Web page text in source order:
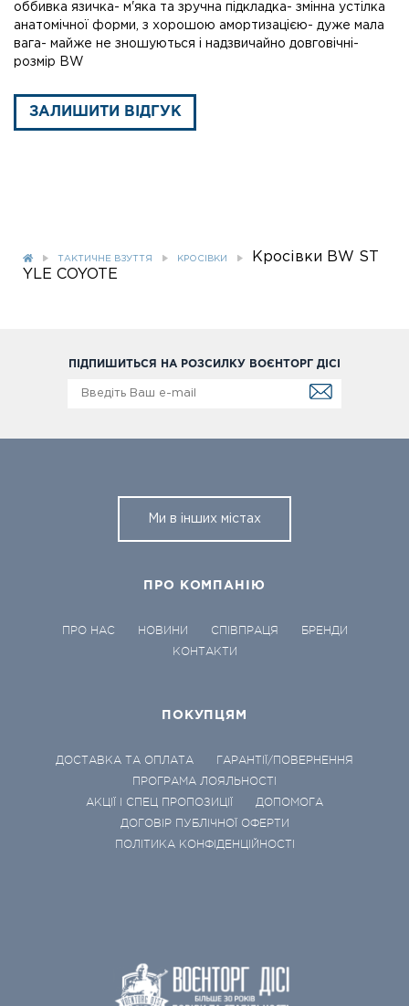
оббивка язичка- м'яка та зручна підкладка- змінна устілка
анатомічної форми, з хорошою амортизацією- дуже мала
вага- майже не зношуються і надзвичайно довговічні-
розмір BW
ЗАЛИШИТИ ВІДГУК
ТАКТИЧНЕ ВЗУТТЯ КРОСІВКИ
Кросівки BW ST
YLE COYOTE
ПІДПИШИТЬСЯ НА РОЗСИЛКУ ВОЄНТОРГ ДІСІ
Ми в інших містах
ПРО КОМПАНІЮ
ПРО НАС НОВИНИ СПІВПРАЦЯ
БРЕНДИ
КОНТАКТИ
ПОКУПЦЯМ
ДОСТАВКА ТА ОПЛАТА
ГАРАНТІЇ/ПОВЕРНЕННЯ
ПРОГРАМА ЛОЯЛЬНОСТІ
АКЦІЇ І СПЕЦ ПРОПОЗИЦІЇ
ДОПОМОГА
ДОГОВІР ПУБЛІЧНОЇ ОФЕРТИ
ПОЛІТИКА КОНФІДЕНЦІЙНОСТІ